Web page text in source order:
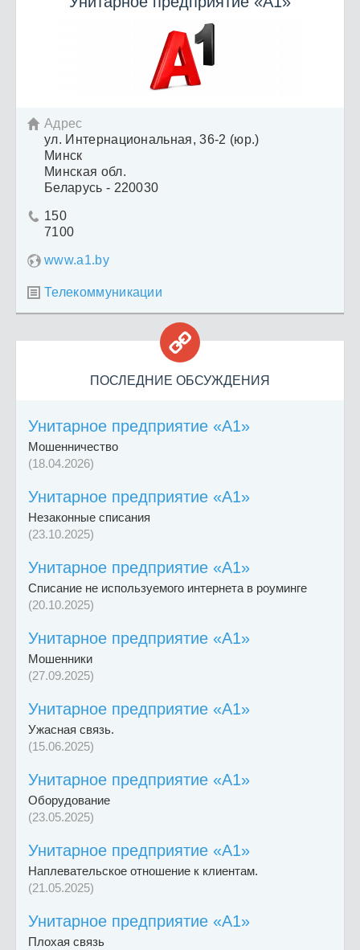
 Адрес
ул. Интернациональная, 36-2 (юр.)
Минск
Минская обл.
Беларусь - 220030
 150
7100
www.a1.by
 Телекоммуникации

ПОСЛЕДНИЕ ОБСУЖДЕНИЯ
Унитарное предприятие «А1»
Мошенничество
(18.04.2026)
Унитарное предприятие «А1»
Незаконные списания
(23.10.2025)
Унитарное предприятие «А1»
Списание не используемого интернета в роуминге
(20.10.2025)
Унитарное предприятие «А1»
Мошенники
(27.09.2025)
Унитарное предприятие «А1»
Ужасная связь.
(15.06.2025)
Унитарное предприятие «А1»
Оборудование
(23.05.2025)
Унитарное предприятие «А1»
Наплевательское отношение к клиентам.
(21.05.2025)
Унитарное предприятие «А1»
Плохая связь